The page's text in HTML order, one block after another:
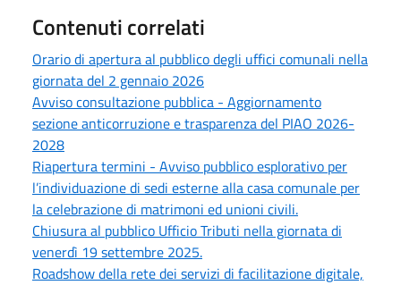
Contenuti correlati
Orario di apertura al pubblico degli uffici comunali nella
giornata del 2 gennaio 2026
Avviso consultazione pubblica - Aggiornamento
sezione anticorruzione e trasparenza del PIAO 2026-
2028
Riapertura termini - Avviso pubblico esplorativo per
l’individuazione di sedi esterne alla casa comunale per
la celebrazione di matrimoni ed unioni civili.
Chiusura al pubblico Ufficio Tributi nella giornata di
venerdì 19 settembre 2025.
Roadshow della rete dei servizi di facilitazione digitale,